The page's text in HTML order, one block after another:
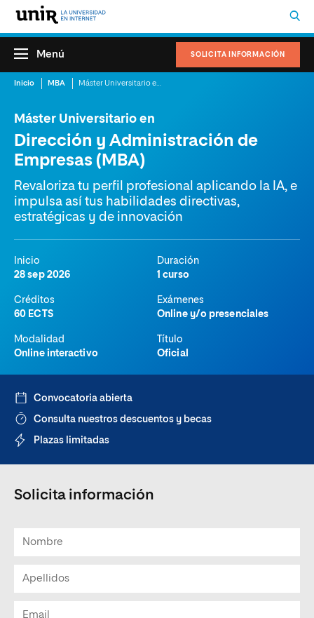
SOLICITA INFORMACIÓN
Menú
Inicio MBA
Máster Universitario en
Dirección y Administración de
Empresas (MBA)
Revaloriza tu perfil profesional aplicando la IA, e
impulsa así tus habilidades directivas,
estratégicas y de innovación
Inicio
28 sep 2026
Duración
1 curso
Créditos
60 ECTS
Exámenes
Online y/o presenciales
Modalidad
Online interactivo
Título
Oficial
Convocatoria abierta
Consulta nuestros descuentos y becas
Plazas limitadas
Solicita información